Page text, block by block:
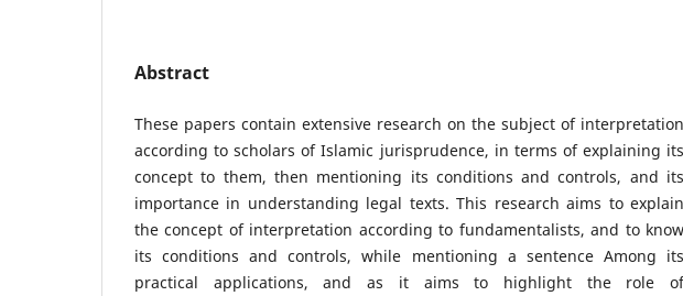
Abstract
These papers contain extensive research on the subject of interpretation
according to scholars of Islamic jurisprudence, in terms of explaining its
concept to them, then mentioning its conditions and controls, and its
importance in understanding legal texts. This research aims to explain
the concept of interpretation according to fundamentalists, and to know
its conditions and controls, while mentioning a sentence Among its
practical applications, and as it aims to highlight the role of